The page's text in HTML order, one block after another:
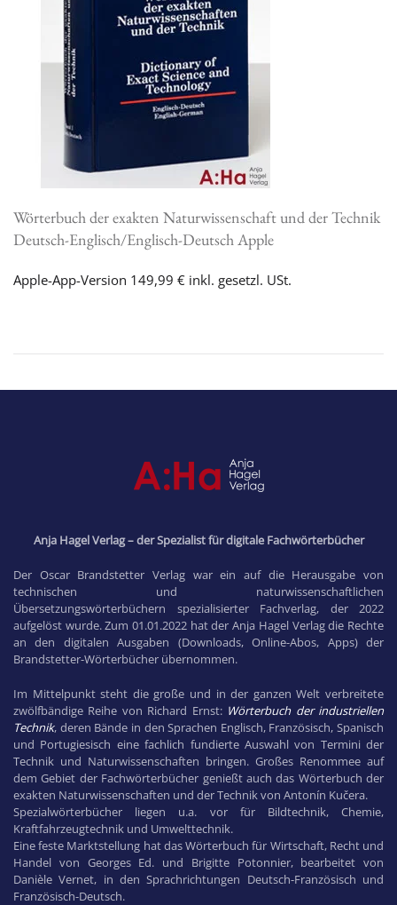
Wörterbuch der exakten Naturwissenschaft und der Technik
Deutsch-Englisch/Englisch-Deutsch Apple
Apple-App-Version 149,99 € inkl. gesetzl. USt.
Anja Hagel Verlag – der Spezialist für digitale Fachwörterbücher
Der Oscar Brandstetter Verlag war ein auf die Herausgabe von
technischen und naturwissenschaftlichen
Übersetzungswörterbüchern spezialisierter Fachverlag, der 2022
aufgelöst wurde. Zum 01.01.2022 hat der Anja Hagel Verlag die Rechte
an den digitalen Ausgaben (Downloads, Online-Abos, Apps) der
Brandstetter-Wörterbücher übernommen.
Im Mittelpunkt steht die große und in der ganzen Welt verbreitete
zwölfbändige Reihe von Richard Ernst: Wörterbuch der industriellen
Technik, deren Bände in den Sprachen Englisch, Französisch, Spanisch
und Portugiesisch eine fachlich fundierte Auswahl von Termini der
Technik und Naturwissenschaften bringen. Großes Renommee auf
dem Gebiet der Fachwörterbücher genießt auch das Wörterbuch der
exakten Naturwissenschaften und der Technik von Antonín Kučera.
Spezialwörterbücher liegen u.a. vor für Bildtechnik, Chemie,
Kraftfahrzeugtechnik und Umwelttechnik.
Eine feste Marktstellung hat das Wörterbuch für Wirtschaft, Recht und
Handel von Georges Ed. und Brigitte Potonnier, bearbeitet von
Danièle Vernet, in den Sprachrichtungen Deutsch-Französisch und
Französisch-Deutsch.